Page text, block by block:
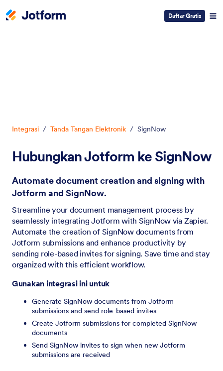
Daftar Gratis
Integrasi / Tanda Tangan Elektronik / SignNow
Hubungkan Jotform ke SignNow
Automate document creation and signing with
Jotform and SignNow.
Streamline your document management process by
seamlessly integrating Jotform with SignNow via Zapier.
Automate the creation of SignNow documents from
Jotform submissions and enhance productivity by
sending role-based invites for signing. Save time and stay
organized with this efficient workflow.
Gunakan integrasi ini untuk
Generate SignNow documents from Jotform
submissions and send role-based invites
Create Jotform submissions for completed SignNow
documents
Send SignNow invites to sign when new Jotform
submissions are received